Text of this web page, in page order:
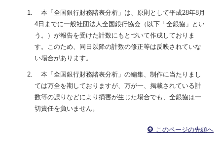
本「全国銀行財務諸表分析」は、原則として平成28年8月
4日までに一般社団法人全国銀行協会（以下「全銀協」とい
う。）が報告を受けた計数にもとづいて作成しておりま
す。このため、同日以降の計数の修正等は反映されていな
い場合があります。
本「全国銀行財務諸表分析」の編集、制作に当たりまし
ては万全を期しておりますが、万が一、掲載されている計
数等の誤りなどにより損害が生じた場合でも、全銀協は一
切責任を負いません。
このページの先頭へ